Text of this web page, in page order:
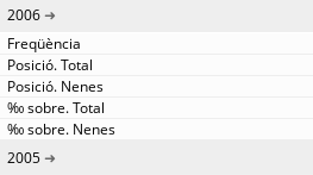
2006
2005